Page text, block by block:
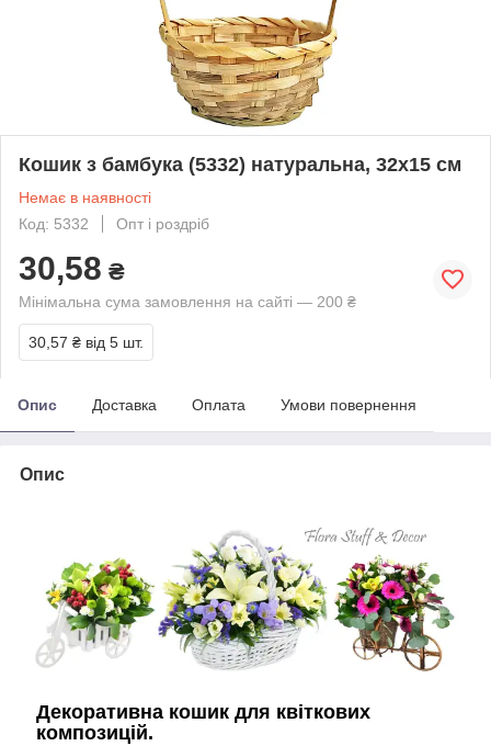
Кошик з бамбука (5332) натуральна, 32х15 см
Немає в наявності
Код: 5332
Опт і роздріб
30,58 ₴
Мінімальна сума замовлення на сайті — 200 ₴
30,57 ₴ від 5 шт.
Опис Доставка Оплата Умови повернення
Опис
Декоративна кошик для квіткових
композицій.